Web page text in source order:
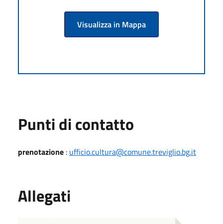
Visualizza in Mappa
Punti di contatto
prenotazione : ufficio.cultura@comune.treviglio.bg.it
Allegati